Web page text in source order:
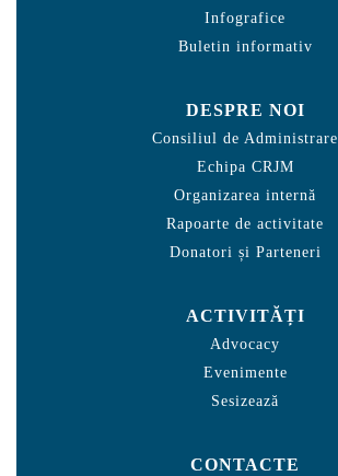
Infografice
Buletin informativ
DESPRE NOI
Consiliul de Administrare
Echipa CRJM
Organizarea internă
Rapoarte de activitate
Donatori și Parteneri
ACTIVITĂȚI
Advocacy
Evenimente
Sesizează
CONTACTE